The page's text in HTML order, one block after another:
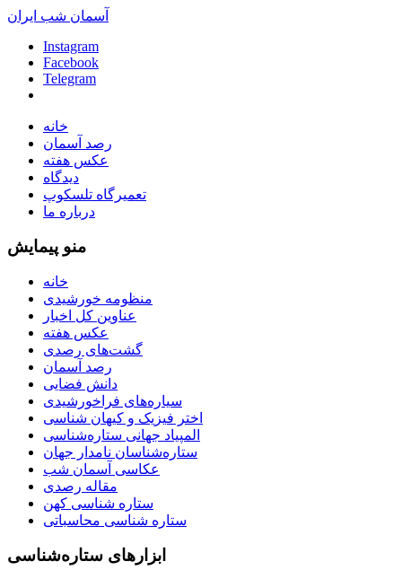
آسمان شب ایران
Instagram
Facebook
Telegram
خانه
رصد آسمان
عکس هفته
دیدگاه
تعمیرگاه تلسکوپ
درباره ما
منو پیمایش
خانه
منظومه خورشیدی
عناوین کل اخبار
عکس هفته
گشت‌های رصدی
رصد آسمان
دانش فضایی
سیاره‌های فراخورشیدی
اختر فیزیک و کیهان شناسی
المپیاد جهانی ستاره‌شناسی
ستاره‌شناسان نامدار جهان
عکاسی آسمان شب
مقاله رصدی
ستاره شناسی کهن
ستاره شناسی محاسباتی
ابزارهای ستاره‌شناسی